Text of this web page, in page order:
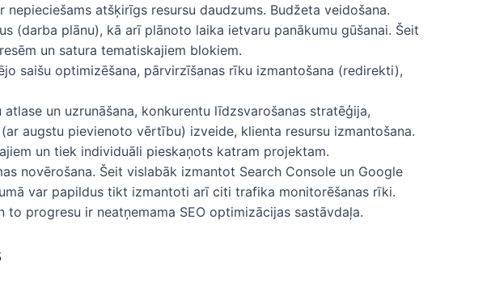
nepieciešams atšķirīgs resursu daudzums. Budžeta veidošana.
(darba plānu), kā arī plānoto laika ietvaru panākumu gūšanai. Šeit
un satura tematiskajiem blokiem.
saišu optimizēšana, pārvirzīšanas rīku izmantošana (redirekti),
un uzrunāšana, konkurentu līdzsvarošanas stratēģija,
augstu pievienoto vērtību) izveide, klienta resursu izmantošana.
un tiek individuāli pieskaņots katram projektam.
novērošana. Šeit vislabāk izmantot Search Console un Google
var papildus tikt izmantoti arī citi trafika monitorēšanas rīki.
progresu ir neatņemama SEO optimizācijas sastāvdaļa.